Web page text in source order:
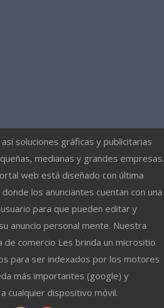
soluciones gráficas y publicitarias
medianas y grandes empresas.
web está diseñado con última
los anunciantes cuentan con una
para que pueden editar y
anuncio personal mente. Nuestra
de comercio Les brinda un micrositio
para ser indexados por los motores
más importantes (google) y
cualquier dispositivo móvil.